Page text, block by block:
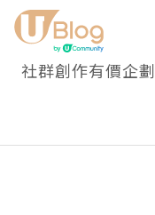
社群創作有價企劃